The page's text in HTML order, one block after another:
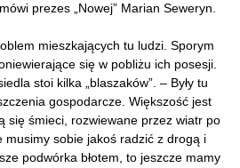
prezes „Nowej” Marian Seweryn.
mieszkających tu ludzi. Sporym
się w pobliżu ich posesji.
stoi kilka „blaszaków”. – Były tu
gospodarcze. Większość jest
się śmieci, rozwiewane przez wiatr po
musimy sobie jakoś radzić z drogą i
podwórka błotem, to jeszcze mamy